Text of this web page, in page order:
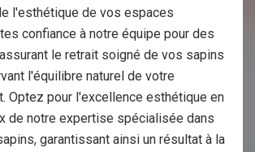
l'esthétique de vos espaces
confiance à notre équipe pour des
le retrait soigné de vos sapins
l'équilibre naturel de votre
Optez pour l'excellence esthétique en
de notre expertise spécialisée dans
garantissant ainsi un résultat à la